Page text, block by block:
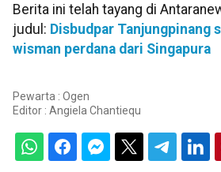
Berita ini telah tayang di
judul: Disbudpar Tanjungpinang
wisman perdana dari Singapura
Pewarta : Ogen
Editor : Angiela Chantiequ